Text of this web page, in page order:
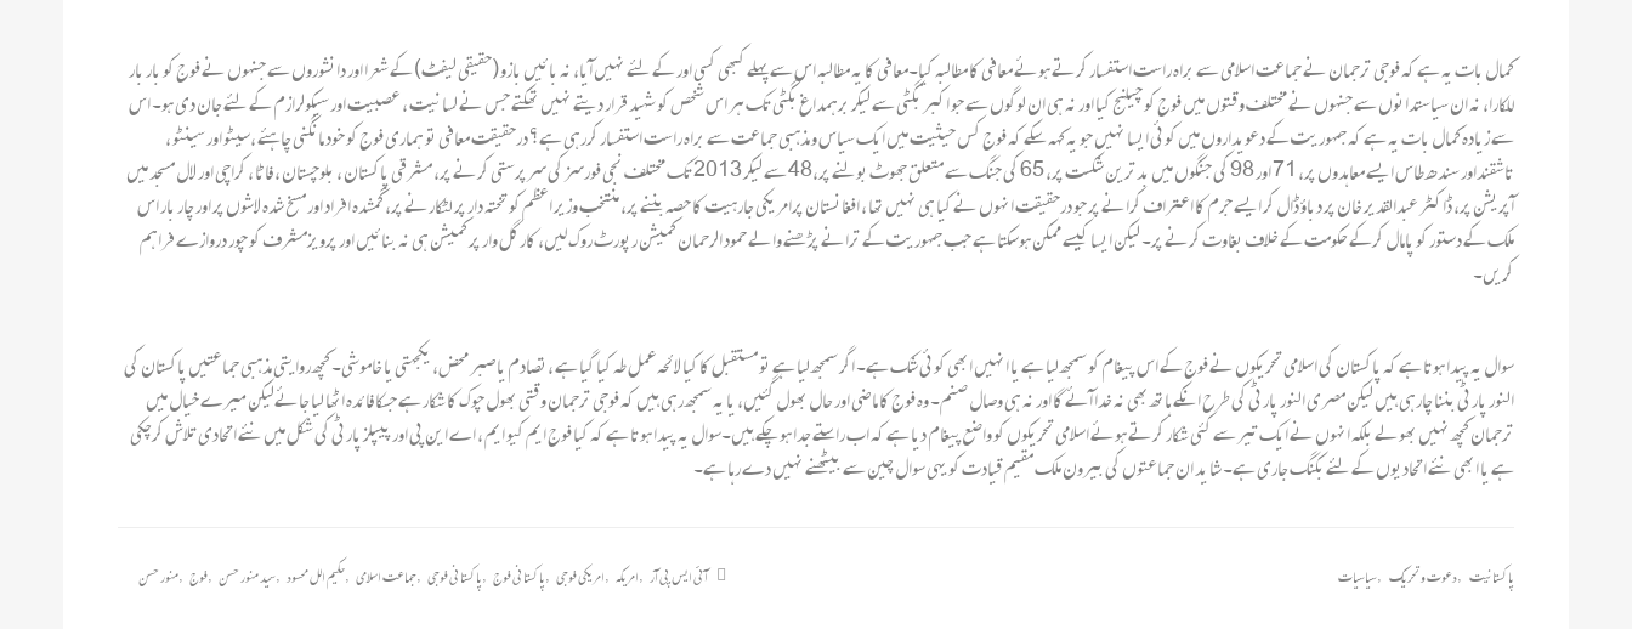
کمال بات یہ ہے کہ فوجی ترجمان نے جماعت اسلامی سے براہ راست استفسار کرتے ہوئے معافی کا مطالبہ کیا۔معافی کا یہ مطالبہ اس سے پہلے کبھی کسی اور کے لئے نہیں آیا، نہ بائیں بازو (حقیقی لیفٹ) کے شعرا اور دانشوروں سے جنہوں نے فوج کو بار بار
للکارا، نہ ان سیاستدانوں سے جنہوں نے مختلف وقتوں میں فوج کو چیلنج کیا اور نہ ہی ان لوگوں سے جو اکبر بگٹی سے لیکر برہمداغ بگٹی تک ہر اس شخص کو شہید قرار دیتے نہیں تھکتے جس نے لسانیت ، عصبیت اور سیکولرازم کے لئے جان دی ہو۔ اس
سے زیادہ کمال بات یہ ہے کہ جمہوریت کے دعویداروں میں کوئی ایسا نہیں جو یہ کہہ سکے کہ فوج کس حیثیت میں ایک سیاس و مذہبی جماعت سے براہ راست استفسار کررہی ہے؟ درحقیقت معافی تو ہماری فوج کو خود مانگنی چاہئے ،سیٹو اور سینٹو ،
تاشقنداور سندھ طاس ایسے معاہدوں پر، 71 اور 98 کی جنگوں میں بدترین شکست پر، 65 کی جنگ سے متعلق جھوٹ بولنے پر،48 سے لیکر 2013 تک مختلف نجی فورسز کی سرپرستی کرنے پر، مشرقی پاکستان ، بلوچستان ، فاٹا ، کراچی اور لال مسجد میں
آپریشن پر، ڈاکٹر عبدالقدیر خان پر دباؤ ڈال کر ایسے جرم کا اعتراف کرانے پر جو درحقیقت انہوں نے کیا ہی نہیں تھا ، افغانستان پرامریکی جارہیت کا حصہ بننے پر، منتخب وزیر اعظم کو تختہ دار پر لٹکارنے پر، گمشدہ افراد اور مسخ شدہ لاشوں پر اور چار بار اس
ملک کے دستور کو پامال کرکے حکومت کے خلاف بغاوت کرنے پر۔ لیکن ایسا کیسے ممکن ہوسکتا ہے جب جمہوریت کے ترانے پڑھنے والے حمود الرحمان کمیشن رپورٹ روک لیں، کارگل وار پر کمیشن ہی نہ بنائیں اور پرویزمشرف کو چور دروازے فراہم
کریں۔
سوال یہ پیدا ہوتا ہے کہ پاکستان کی اسلامی تحریکوں نے فوج کے اس پیغام کو سمجھ لیا ہے یا انہیں ابھی کوئی شک ہے۔ اگر سمجھ لیا ہے تو مستقبل کا کیا لائحہ عمل طہ کیا گیا ہے ،تصادم یا صبر محض، یکجہتی یا خاموشی۔ کچھ روایتی مذہبی جماعتیں پاکستان کی
النور پارٹی بننا چارہی ہیں لیکن مصری النور پارٹی کی طرح انکے ہاتھ بھی نہ خدا آئے گا اور نہ ہی وصال صنم۔ وہ فوج کا ماضی اور حال بھول گئیں، یا یہ سمجھ رہی ہیں کہ فوجی ترجمان وقتی بھول چوک کا شکار ہے جسکا فائدہ اٹھا لیا جائےلیکن میرے خیال میں
ترجمان کچھ نہیں بھولے بلکہ انہوں نے ایک تیر سے کئی شکار کرتے ہوئے اسلامی تحریکوں کو واضع پیغام دیا ہے کہ اب راستے جدا ہوچکے ہیں۔سوال یہ پیدا ہوتا ہے کہ کیا فوج ایم کیو ایم ، اے این پی اور پیپلز پارٹی کی شکل میں نئے اتحادی تلاش کرچکی
ہے یا ابھی نئے اتحادیوں کے لئے بکنگ جاری ہے۔ شا ید ان جماعتوں کی بیرون ملک مقیم قیادت کو یہی سوال چین سے بیٹھنے نہیں دے رہا ہے۔
پاکستانیت ,دعوت و تحریک ,سیاسیات آئی ایس پی آر ,امریکہ ,امریکی فوجی ,پاکستانی فوج ,پاکستانی فوجی ,جماعت اسلامی ,حکیم الل محسود ,سید منور حسن ,فوج ,منور حسن